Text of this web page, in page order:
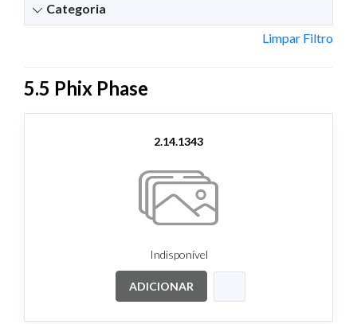
Categoria
Limpar Filtro
5.5 Phix Phase
2.14.1343
Indisponível
ADICIONAR